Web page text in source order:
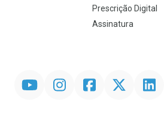
Prescrição Digital
Assinatura
InstagramFacebookTwitter Linkedin